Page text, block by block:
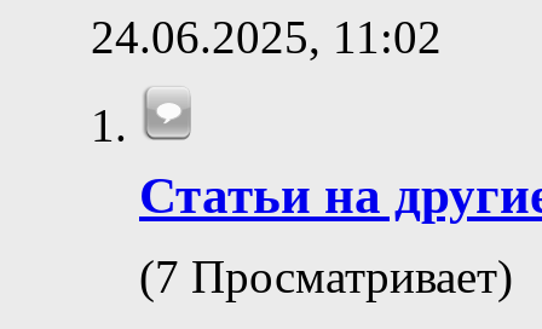
24.06.2025, 11:02
Статьи на
(7 Просматривает)